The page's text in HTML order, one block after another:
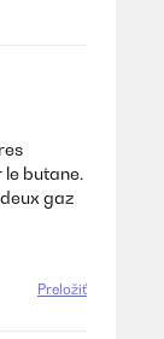
le butane.
gaz
Preložiť